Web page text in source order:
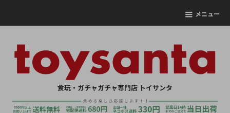
メニュー
食玩・ガチャガチャ専門店 トイサンタ